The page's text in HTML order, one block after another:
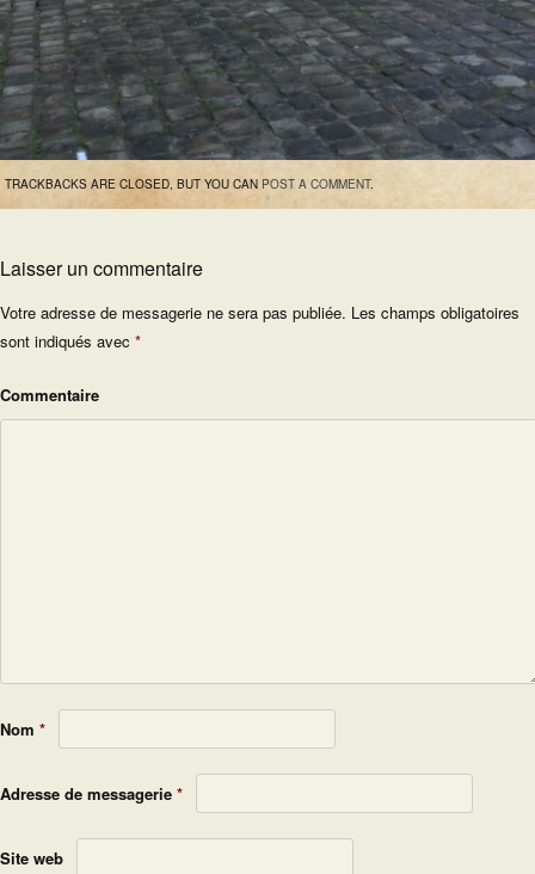
TRACKBACKS ARE CLOSED, BUT YOU CAN POST A COMMENT.
Laisser un commentaire
Votre adresse de messagerie ne sera pas publiée. Les champs obligatoires
sont indiqués avec *
Commentaire
Nom *
Adresse de messagerie *
Site web